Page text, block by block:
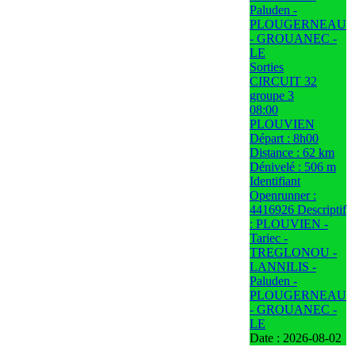
Paluden -
PLOUGERNEAU
- GROUANEC -
LE
Sorties
CIRCUIT 32
groupe 3
08:00
PLOUVIEN
Départ : 8h00
Distance : 62 km
Dénivelé : 506 m
Identifiant
Openrunner :
4416926 Descriptif
: PLOUVIEN -
Tariec -
TREGLONOU -
LANNILIS -
Paluden -
PLOUGERNEAU
- GROUANEC -
LE
Date : 2026-08-02